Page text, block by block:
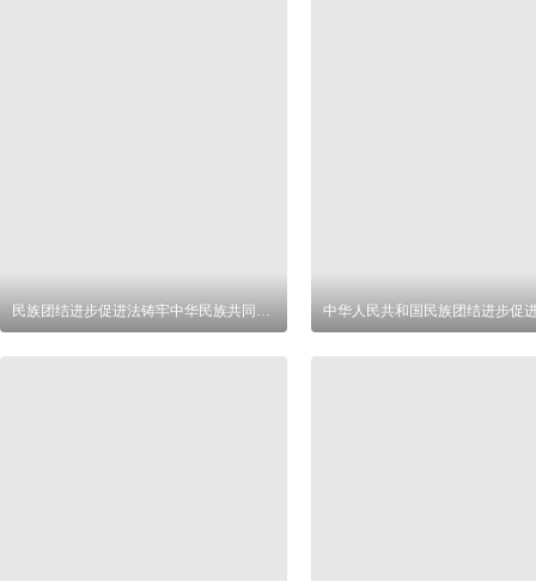
民族团结进步促进法铸牢中华民族共同体意识